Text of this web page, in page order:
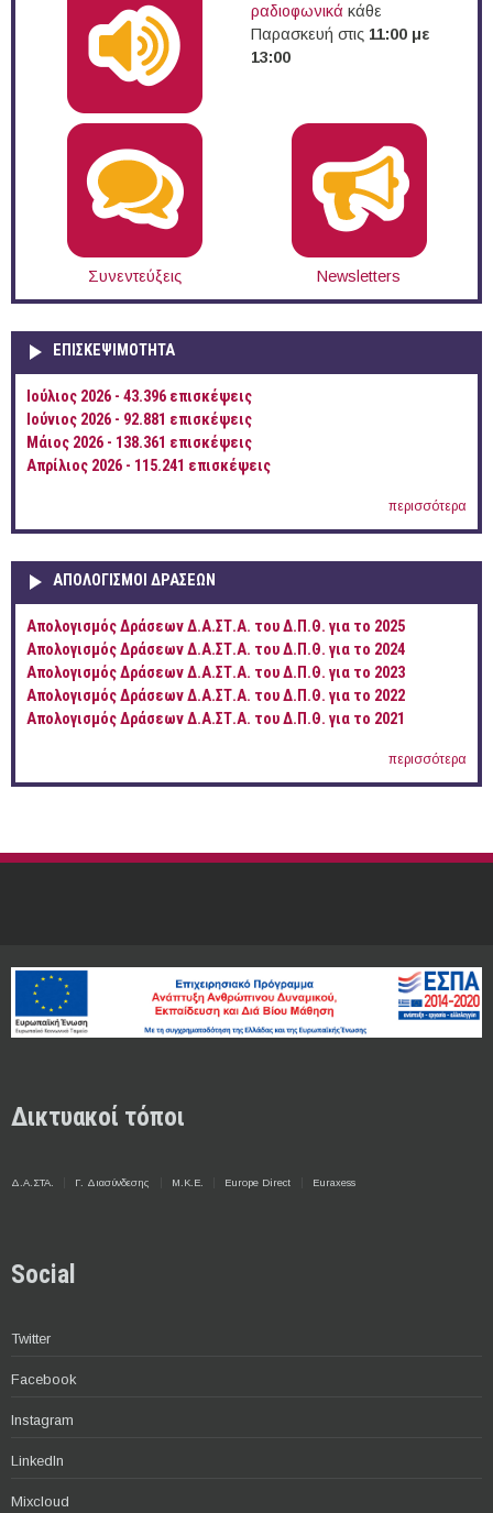
ραδιοφωνικά κάθε
Παρασκευή στις 11:00 με
13:00
Συνεντεύξεις Newsletters
ΕΠΙΣΚΕΨΙΜΌΤΗΤΑ
Ιούλιος 2026 - 43.396 επισκέψεις
Ιούνιος 2026 - 92.881 επισκέψεις
Μάιος 2026 - 138.361 επισκέψεις
Απρίλιος 2026 - 115.241 επισκέψεις
περισσότερα
ΑΠΟΛΟΓΙΣΜΟΊ ΔΡΆΣΕΩΝ
Απολογισμός Δράσεων Δ.Α.ΣΤ.Α. του Δ.Π.Θ. για το 2025
Απολογισμός Δράσεων Δ.Α.ΣΤ.Α. του Δ.Π.Θ. για το 2024
Απολογισμός Δράσεων Δ.Α.ΣΤ.Α. του Δ.Π.Θ. για το 2023
Απολογισμός Δράσεων Δ.Α.ΣΤ.Α. του Δ.Π.Θ. για το 2022
Απολογισμός Δράσεων Δ.Α.ΣΤ.Α. του Δ.Π.Θ. για το 2021
περισσότερα
Δικτυακοί τόποι
Δ.Α.ΣΤΑ. Γ. Διασύνδεσης Μ.Κ.Ε. Europe Direct Euraxess
Social
Twitter
Facebook
Instagram
LinkedIn
Mixcloud